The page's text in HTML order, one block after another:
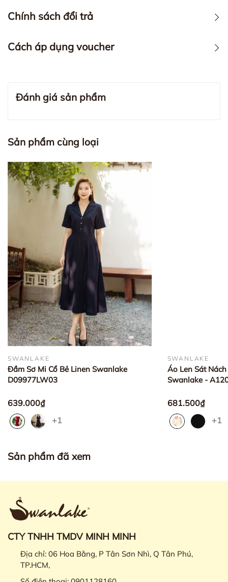
Chính sách đổi trả
Cách áp dụng voucher
Đánh giá sản phẩm
Sản phẩm cùng loại
SWANLAKE
Đầm Sơ Mi Cổ Bẻ Linen Swanlake
D09977LW03
639.000₫
+1
SWANLAKE
Áo Len Sát
Swanlake -
681.500₫
+1
Sản phẩm đã xem
CTY TNHH TMDV MINH MINH
Địa chỉ: 06 Hoa Bằng, P Tân Sơn Nhì, Q Tân Phú,
TP.HCM,